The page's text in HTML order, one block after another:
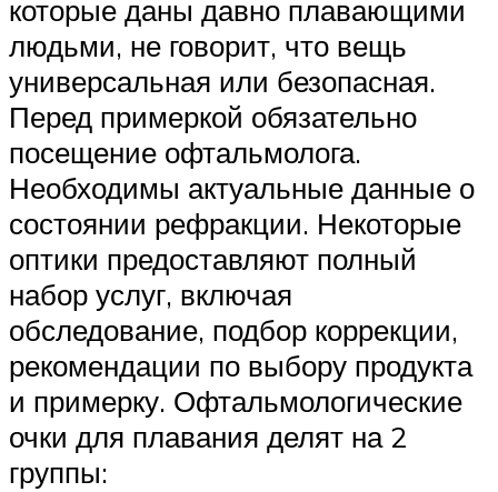
которые даны давно плавающими
людьми, не говорит, что вещь
универсальная или безопасная.
Перед примеркой обязательно
посещение офтальмолога.
Необходимы актуальные данные о
состоянии рефракции. Некоторые
оптики предоставляют полный
набор услуг, включая
обследование, подбор коррекции,
рекомендации по выбору продукта
и примерку. Офтальмологические
очки для плавания делят на 2
группы: